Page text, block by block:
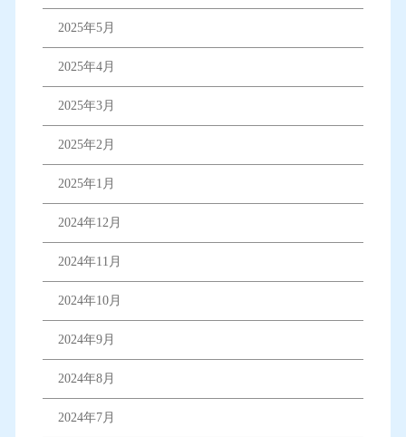
2025年5月
2025年4月
2025年3月
2025年2月
2025年1月
2024年12月
2024年11月
2024年10月
2024年9月
2024年8月
2024年7月